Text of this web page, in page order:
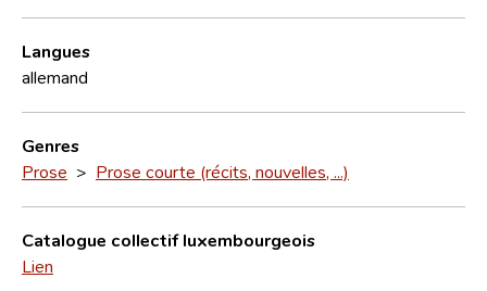
Langues
allemand
Genres
Prose > Prose courte (récits, nouvelles, ...)
Catalogue collectif luxembourgeois
Lien